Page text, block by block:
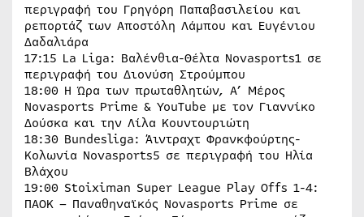
περιγραφή του Γρηγόρη Παπαβασιλείου και
ρεπορτάζ των Αποστόλη Λάμπου και Ευγένιου
Δαδαλιάρα
17:15 La Liga: Βαλένθια-Θέλτα Novasports1 σε
περιγραφή του Διονύση Στρούμπου
18:00 Η Ώρα των πρωταθλητών, Α’ Μέρος
Novasports Prime & YouTube με τον Γιαννίκο
Δούσκα και την Λίλα Κουντουριώτη
18:30 Bundesliga: Άιντραχτ Φρανκφούρτης-
Κολωνία Novasports5 σε περιγραφή του Ηλία
Βλάχου
19:00 Stoiximan Super League Play Offs 1-4:
ΠΑΟΚ – Παναθηναϊκός Novasports Prime σε